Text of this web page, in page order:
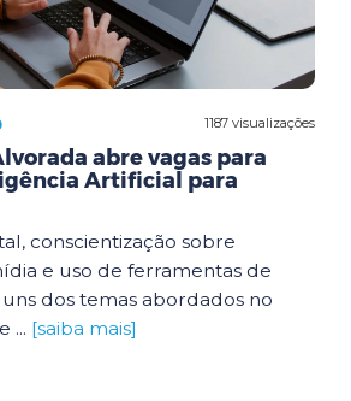
1187 visualizações
abre vagas para
Artificial para
conscientização sobre
e uso de ferramentas de
dos temas abordados no
... [saiba mais]